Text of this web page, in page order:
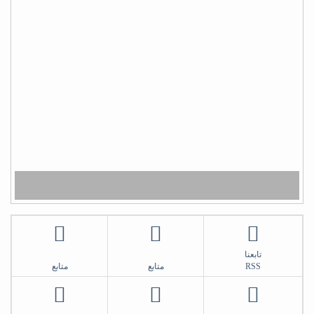
تابعنا
RSS
متابع متابع